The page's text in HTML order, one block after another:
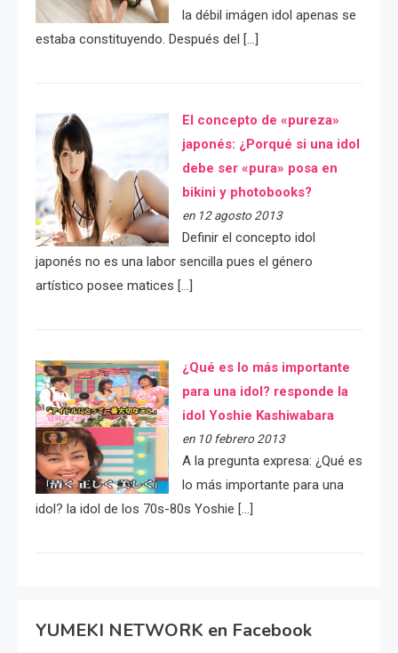
la débil imágen idol apenas se
estaba constituyendo. Después del […]
El concepto de «pureza»
japonés: ¿Porqué si una idol
debe ser «pura» posa en
bikini y photobooks?
en 12 agosto 2013
Definir el concepto idol
japonés no es una labor sencilla pues el género
artístico posee matices […]
¿Qué es lo más importante
para una idol? responde la
idol Yoshie Kashiwabara
en 10 febrero 2013
A la pregunta expresa: ¿Qué es
lo más importante para una
idol? la idol de los 70s-80s Yoshie […]
YUMEKI NETWORK en Facebook